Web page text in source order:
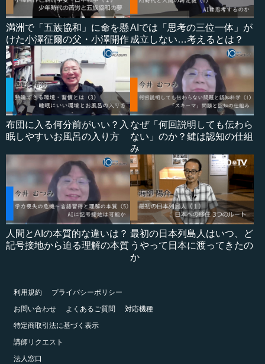
満洲で「五族協和」に命を懸
けた小澤征爾の父・小澤開作
AIでは「思考の三位一体」が
成立しない…考えるとは？
布団に入る何分前がいい？入
眠しやすいお風呂の入り方
なぜ「何回説明しても伝わら
ない」のか？鍵は認知の仕組
み
人間とAIの本質的な違いは？
記号接地から迫る理解の本質
最初の日本列島人はいつ、ど
うやって日本に渡ってきたの
か
利用規約
プライバシーポリシー
お問い合わせ
よくあるご質問
対応機種
特定商取引法に基づく表示
講師リクエスト
法人窓口